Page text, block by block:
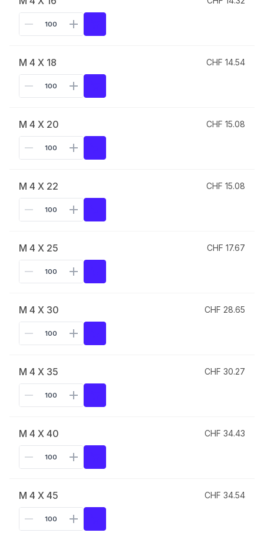
M 4 X 18 CHF 14.54
M 4 X 20 CHF 15.08
M 4 X 22 CHF 15.08
M 4 X 25 CHF 17.67
M 4 X 30 CHF 28.65
M 4 X 35 CHF 30.27
M 4 X 40 CHF 34.43
M 4 X 45 CHF 34.54